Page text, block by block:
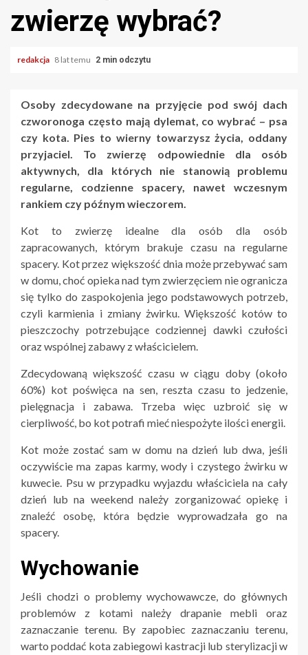
zwierzę wybrać?
redakcja 8 lat temu 2 min odczytu
Osoby zdecydowane na przyjęcie pod swój dach
czworonoga często mają dylemat, co wybrać – psa
czy kota. Pies to wierny towarzysz życia, oddany
przyjaciel. To zwierzę odpowiednie dla osób
aktywnych, dla których nie stanowią problemu
regularne, codzienne spacery, nawet wczesnym
rankiem czy późnym wieczorem.
Kot to zwierzę idealne dla osób dla osób
zapracowanych, którym brakuje czasu na regularne
spacery. Kot przez większość dnia może przebywać sam
w domu, choć opieka nad tym zwierzęciem nie ogranicza
się tylko do zaspokojenia jego podstawowych potrzeb,
czyli karmienia i zmiany żwirku. Większość kotów to
pieszczochy potrzebujące codziennej dawki czułości
oraz wspólnej zabawy z właścicielem.
Zdecydowaną większość czasu w ciągu doby (około
60%) kot poświęca na sen, reszta czasu to jedzenie,
pielęgnacja i zabawa. Trzeba więc uzbroić się w
cierpliwość, bo kot potrafi mieć niespożyte ilości energii.
Kot może zostać sam w domu na dzień lub dwa, jeśli
oczywiście ma zapas karmy, wody i czystego żwirku w
kuwecie. Psu w przypadku wyjazdu właściciela na cały
dzień lub na weekend należy zorganizować opiekę i
znaleźć osobę, która będzie wyprowadzała go na
spacery.
Wychowanie
Jeśli chodzi o problemy wychowawcze, do głównych
problemów z kotami należy drapanie mebli oraz
zaznaczanie terenu. By zapobiec zaznaczaniu terenu,
warto poddać kota zabiegowi kastracji lub sterylizacji w